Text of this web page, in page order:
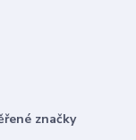
značky